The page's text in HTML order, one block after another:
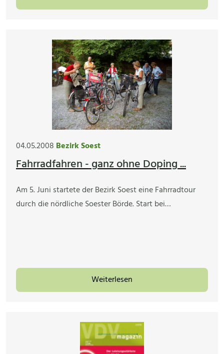
04.05.2008 Bezirk Soest
Fahrradfahren - ganz ohne Doping ...
Am 5. Juni startete der Bezirk Soest eine Fahrradtour
durch die nördliche Soester Börde. Start bei…
Weiterlesen